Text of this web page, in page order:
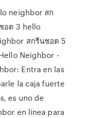
neighbor สก
อต 3 hello
สกรีนชอต 5
Neighbor -
Entra en las
la caja fuerte
es uno de
en línea para